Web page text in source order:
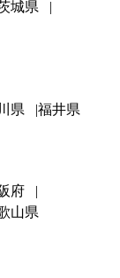
城県
県 福井県
府
山県